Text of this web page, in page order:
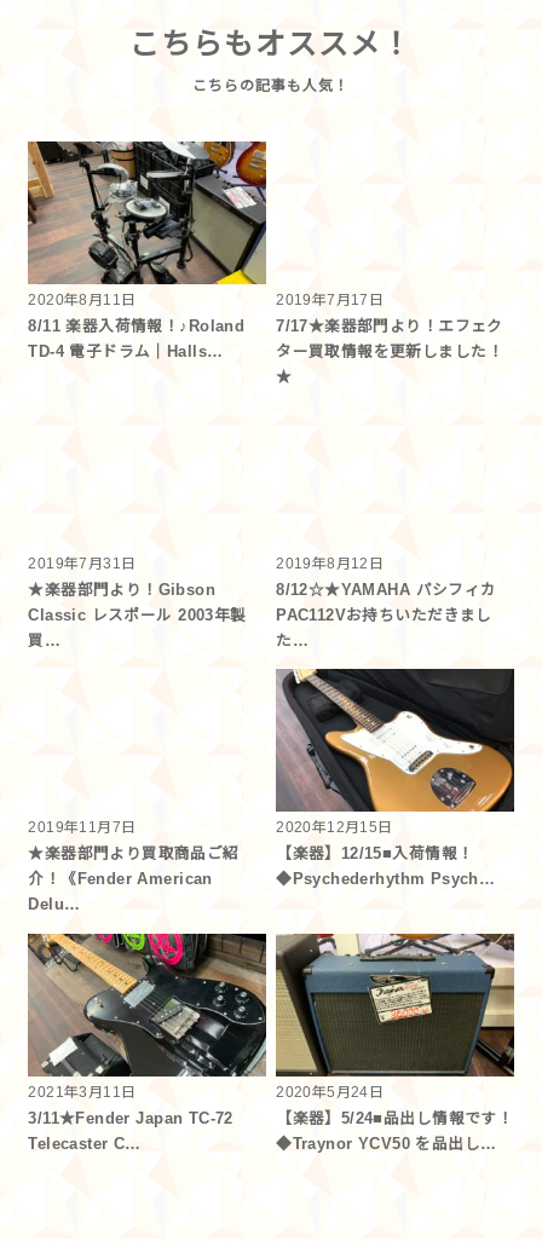
こちらもオススメ！
2020年8月11日
8/11 楽器入荷情報！♪Roland
TD-4 電子ドラム｜Halls…
2019年7月17日
7/17★楽器部門より！エフェク
ター買取情報を更新しました！
★
2019年7月31日
★楽器部門より！Gibson
Classic レスポール 2003年製
買…
2019年8月12日
8/12☆★YAMAHA パシフィカ
PAC112Vお持ちいただきまし
た…
2019年11月7日
★楽器部門より買取商品ご紹
介！《Fender American
Delu…
2020年12月15日
【楽器】12/15■入荷情報！
◆Psychederhythm Psych…
2021年3月11日
3/11★Fender Japan TC-72
Telecaster C…
2020年5月24日
【楽器】5/24■品出し情報です！
◆Traynor YCV50 を品出し…